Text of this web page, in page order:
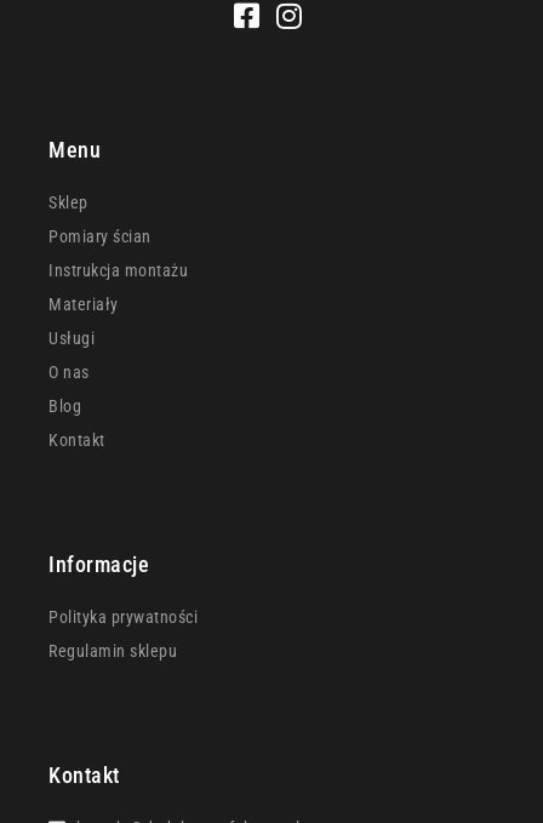
Kontakt
Informacje
Polityka prywatności
Regulamin sklepu
Menu
Sklep
Pomiary ścian
Instrukcja montażu
Materiały
Usługi
O nas
Blog
Kontakt